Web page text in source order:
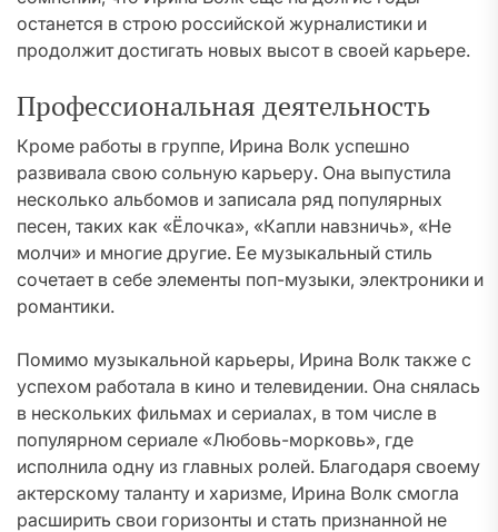
останется в строю российской журналистики и
продолжит достигать новых высот в своей карьере.
Профессиональная деятельность
Кроме работы в группе, Ирина Волк успешно
развивала свою сольную карьеру. Она выпустила
несколько альбомов и записала ряд популярных
песен, таких как «Ёлочка», «Капли навзничь», «Не
молчи» и многие другие. Ее музыкальный стиль
сочетает в себе элементы поп-музыки, электроники и
романтики.
Помимо музыкальной карьеры, Ирина Волк также с
успехом работала в кино и телевидении. Она снялась
в нескольких фильмах и сериалах, в том числе в
популярном сериале «Любовь-морковь», где
исполнила одну из главных ролей. Благодаря своему
актерскому таланту и харизме, Ирина Волк смогла
расширить свои горизонты и стать признанной не